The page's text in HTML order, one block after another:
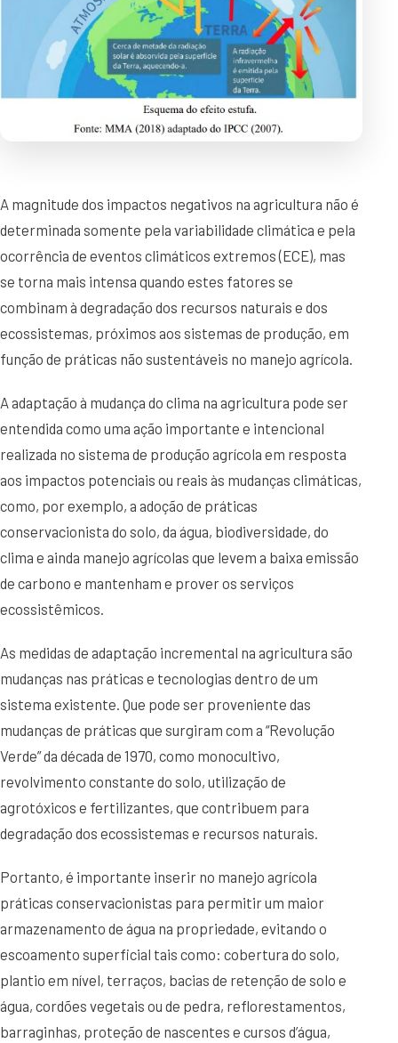
A magnitude dos impactos negativos na agricultura não é
determinada somente pela variabilidade climática e pela
ocorrência de eventos climáticos extremos (ECE), mas
se torna mais intensa quando estes fatores se
combinam à degradação dos recursos naturais e dos
ecossistemas, próximos aos sistemas de produção, em
função de práticas não sustentáveis no manejo agrícola.
A adaptação à mudança do clima na agricultura pode ser
entendida como uma ação importante e intencional
realizada no sistema de produção agrícola em resposta
aos impactos potenciais ou reais às mudanças climáticas,
como, por exemplo, a adoção de práticas
conservacionista do solo, da água, biodiversidade, do
clima e ainda manejo agrícolas que levem a baixa emissão
de carbono e mantenham e prover os serviços
ecossistêmicos.
As medidas de adaptação incremental na agricultura são
mudanças nas práticas e tecnologias dentro de um
sistema existente. Que pode ser proveniente das
mudanças de práticas que surgiram com a “Revolução
Verde” da década de 1970, como monocultivo,
revolvimento constante do solo, utilização de
agrotóxicos e fertilizantes, que contribuem para
degradação dos ecossistemas e recursos naturais.
Portanto, é importante inserir no manejo agrícola
práticas conservacionistas para permitir um maior
armazenamento de água na propriedade, evitando o
escoamento superficial tais como: cobertura do solo,
plantio em nível, terraços, bacias de retenção de solo e
água, cordões vegetais ou de pedra, reflorestamentos,
barraginhas, proteção de nascentes e cursos d’água,